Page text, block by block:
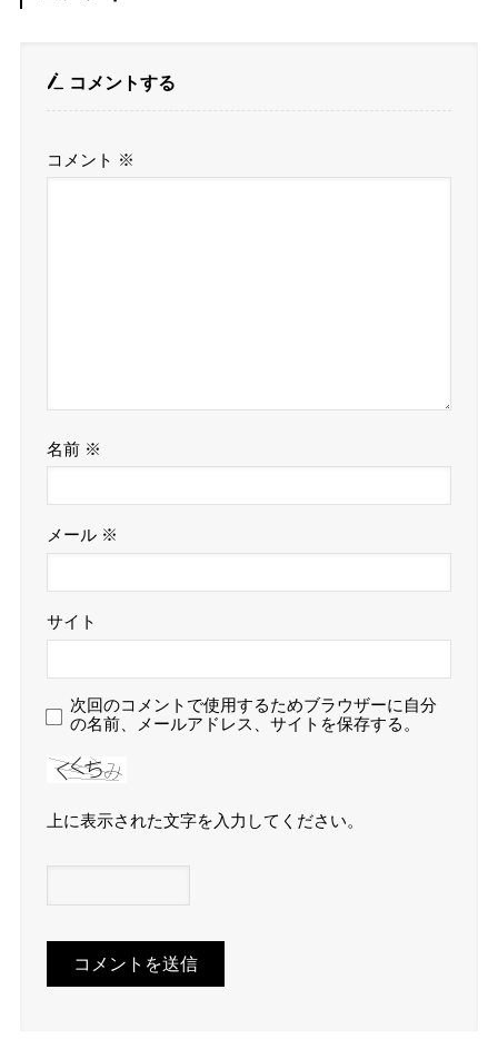
コメントする
コメント ※
名前 ※
メール ※
サイト
次回のコメントで使用するためブラウザーに自分
の名前、メールアドレス、サイトを保存する。
上に表示された文字を入力してください。